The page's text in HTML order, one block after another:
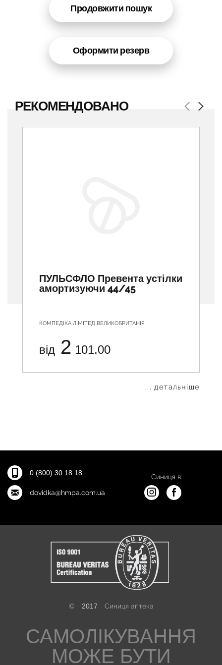
Продовжити пошук
Оформити резерв
РЕКОМЕНДОВАНО Previous
ПУЛЬСФЛО Превента устілки
амортизуючи 44/45
КОМПЕДІКА ЛІМІТЕД ВЕЛИКОБРИТАНІЯ
від 2 101.00
... детальніше
Next
0 (800) 30 18 18
dovidka@hmpa.com.ua
Синиця в:
© 2017 Синиця аптека
САМОЛІКУВАННЯ
МОЖЕ БУТИ